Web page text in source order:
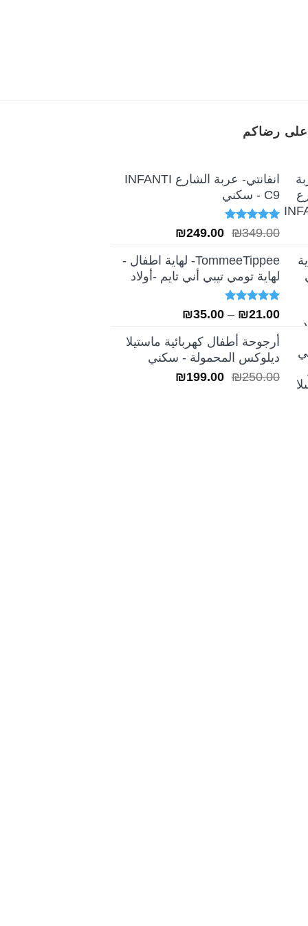
رضاكم
انفانتي- عربة الشارع INFANTI
C9 - سكني
تم التقييم
₪349.00
السعر
هو:
₪349.00.
₪249.00
السعر
هو:
₪249.00.
TommeeTippee- لهاية اطفال -
لهاية تومي تيبي أني تايم -أولاد
تم التقييم
₪21.00
–
₪35.00
من
خلال
أرجوحة أطفال كهربائية ماستيلا
ديلوكس المحمولة - سكني
₪250.00
السعر ₪199.00
السعر